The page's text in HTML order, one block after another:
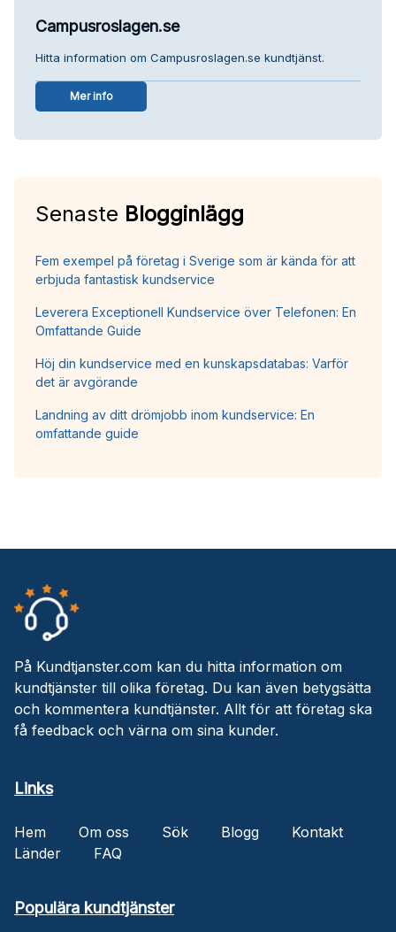
Campusroslagen.se
Hitta information om Campusroslagen.se kundtjänst.
Mer info
Senaste Blogginlägg
Fem exempel på företag i Sverige som är kända för att
erbjuda fantastisk kundservice
Leverera Exceptionell Kundservice över Telefonen: En
Omfattande Guide
Höj din kundservice med en kunskapsdatabas: Varför
det är avgörande
Landning av ditt drömjobb inom kundservice: En
omfattande guide
På Kundtjanster.com kan du hitta information om
kundtjänster till olika företag. Du kan även betygsätta
och kommentera kundtjänster. Allt för att företag ska
få feedback och värna om sina kunder.
Links
Hem Om oss Sök Blogg
Kontakt
Länder
FAQ
Populära kundtjänster